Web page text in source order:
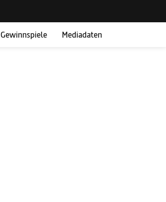
Gewinnspiele Mediadaten